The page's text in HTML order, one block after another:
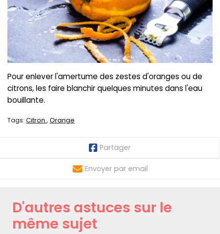
Pour enlever l'amertume des zestes d'oranges ou de
citrons, les faire blanchir quelques minutes dans l'eau
bouillante.
Tags: Citron Orange
Partager
Envoyer par email
D'autres astuces sur le
même sujet